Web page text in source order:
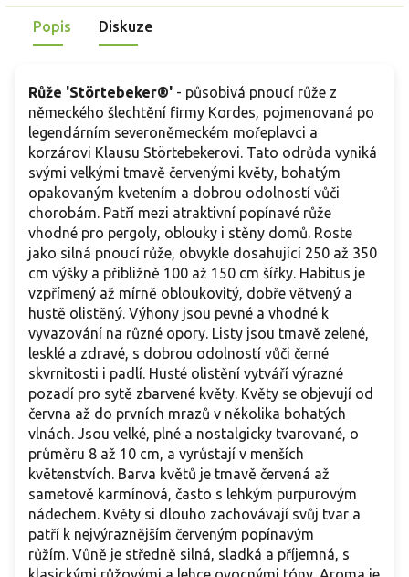
dekorativní vzhled. Barva květů přechází od broskvových a
meruňkových tónů po jemně lososově růžové odstíny. Vůně
je sladká, lehce ovocná a příjemně doplňuje romantický
svatební floristiku.
Popis Diskuze
Růže 'Störtebeker®' - působivá pnoucí růže z
německého šlechtění firmy Kordes, pojmenovaná po
legendárním severoněmeckém mořeplavci a
korzárovi Klausu Störtebekerovi. Tato odrůda vyniká
svými velkými tmavě červenými květy, bohatým
opakovaným kvetením a dobrou odolností vůči
chorobám. Patří mezi atraktivní popínavé růže
vhodné pro pergoly, oblouky i stěny domů. Roste
jako silná pnoucí růže, obvykle dosahující 250 až 350
cm výšky a přibližně 100 až 150 cm šířky. Habitus je
vzpřímený až mírně obloukovitý, dobře větvený a
hustě olistěný. Výhony jsou pevné a vhodné k
vyvazování na různé opory. Listy jsou tmavě zelené,
lesklé a zdravé, s dobrou odolností vůči černé
skvrnitosti i padlí. Husté olistění vytváří výrazné
pozadí pro sytě zbarvené květy. Květy se objevují od
června až do prvních mrazů v několika bohatých
vlnách. Jsou velké, plné a nostalgicky tvarované, o
průměru 8 až 10 cm, a vyrůstají v menších
květenstvích. Barva květů je tmavě červená až
sametově karmínová, často s lehkým purpurovým
nádechem. Květy si dlouho zachovávají svůj tvar a
patří k nejvýraznějším červeným popínavým
růžím. Vůně je středně silná, sladká a příjemná, s